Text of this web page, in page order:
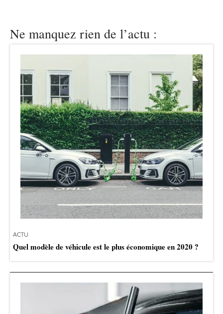
Ne manquez rien de l’actu :
ACTU
Quel modèle de véhicule est le plus économique en 2020 ?